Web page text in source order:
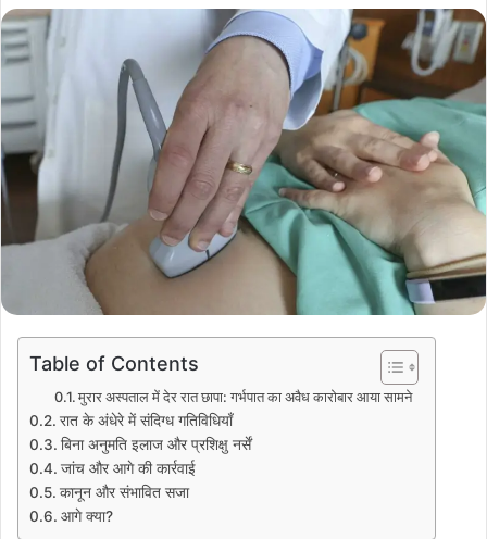
Table of Contents
मुरार अस्पताल में देर रात छापा: गर्भपात का अवैध कारोबार आया सामने
रात के अंधेरे में संदिग्ध गतिविधियाँ
बिना अनुमति इलाज और प्रशिक्षु नर्सें
जांच और आगे की कार्रवाई
कानून और संभावित सजा
आगे क्या?